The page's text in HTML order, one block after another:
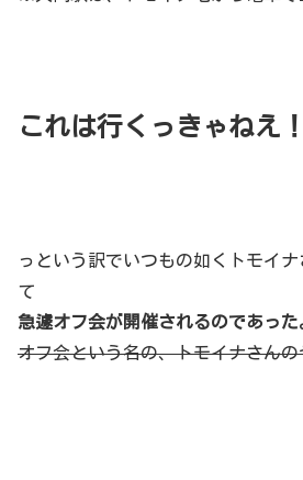
これは行くっきゃねえ
っという訳でいつもの如くトモイ
て
急遽オフ会が開催されるのであった
オフ会という名の、トモイナさん